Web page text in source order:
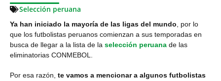
Selección peruana
Ya han iniciado la mayoría de las ligas del mundo , por lo
que los futbolistas peruanos comienzan a sus temporadas en
busca de llegar a la lista de la selección peruana de las
eliminatorias CONMEBOL.
Por esa razón, te vamos a mencionar a algunos futbolistas